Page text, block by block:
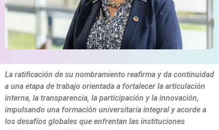
La ratificación de su nombramiento reafirma y da continuidad
a una etapa de trabajo orientada a fortalecer la articulación
interna, la transparencia, la participación y la innovación,
impulsando una formación universitaria integral y acorde a
los desafíos globales que enfrentan las instituciones